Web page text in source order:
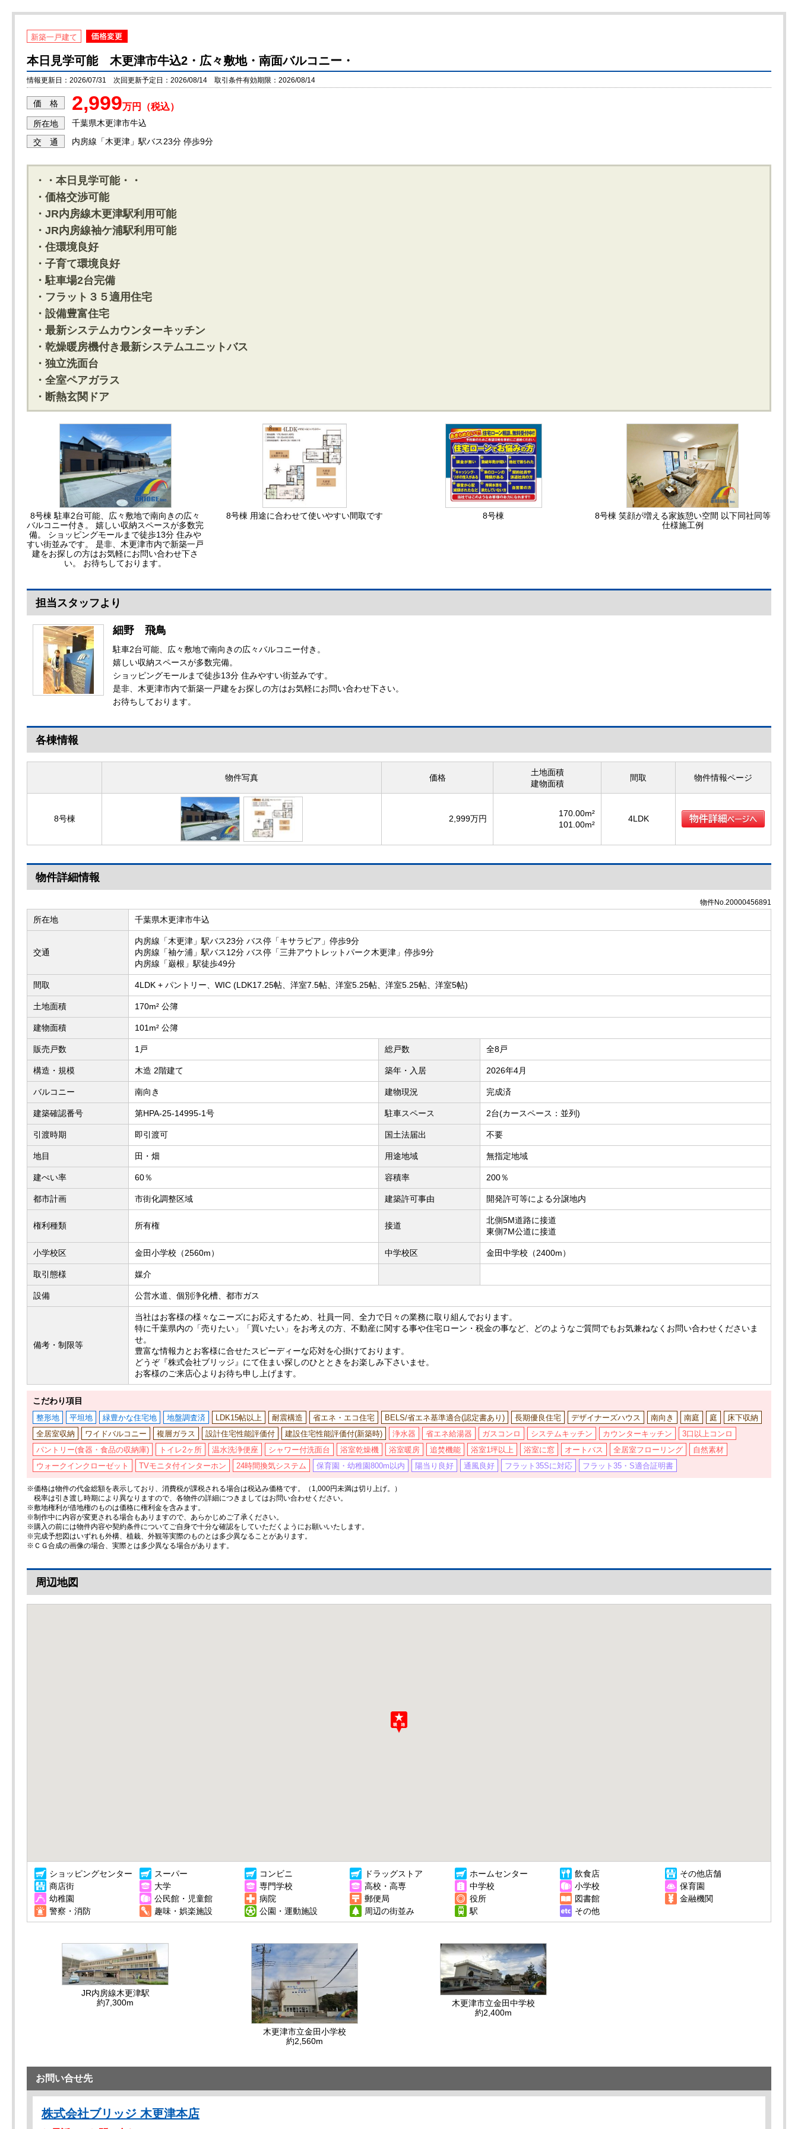
新築一戸建て
本日見学可能 木更津市牛込2・広々敷地・南面バルコニー・
情報更新日：2026/07/31 次回更新予定日：2026/08/14 取引条件有効期限：2026/08/14
価 格 2,999万円（税込）
所在地 千葉県木更津市牛込
交 通 内房線「木更津」駅バス23分 停歩9分
・・本日見学可能・・
・価格交渉可能
・JR内房線木更津駅利用可能
・JR内房線袖ケ浦駅利用可能
・住環境良好
・子育て環境良好
・駐車場2台完備
・フラット３５適用住宅
・設備豊富住宅
・最新システムカウンターキッチン
・乾燥暖房機付き最新システムユニットバス
・独立洗面台
・全室ペアガラス
・断熱玄関ドア
8号棟 駐車2台可能、広々敷地で南向きの広々
バルコニー付き。 嬉しい収納スペースが多数完
備。 ショッピングモールまで徒歩13分 住みや
すい街並みです。 是非、木更津市内で新築一戸
建をお探しの方はお気軽にお問い合わせ下さ
い。 お待ちしております。
8号棟 用途に合わせて使いやすい間取です 8号棟
8号棟 笑顔が増える家族憩い空間 以下同社同等
仕様施工例
担当スタッフより
細野 飛鳥
駐車2台可能、広々敷地で南向きの広々バルコニー付き。
嬉しい収納スペースが多数完備。
ショッピングモールまで徒歩13分 住みやすい街並みです。
是非、木更津市内で新築一戸建をお探しの方はお気軽にお問い合わせ下さい。
お待ちしております。
各棟情報
物件写真 価格
土地面積
建物面積
間取 物件情報ページ
8号棟 2,999万円
170.00m²
101.00m²
4LDK
物件詳細情報
物件No.20000456891
所在地 千葉県木更津市牛込
交通
内房線「木更津」駅バス23分 バス停「キサラピア」停歩9分
内房線「袖ケ浦」駅バス12分 バス停「三井アウトレットパーク木更津」停歩9分
内房線「巌根」駅徒歩49分
間取 4LDK + パントリー、WIC (LDK17.25帖、洋室7.5帖、洋室5.25帖、洋室5.25帖、洋室5帖)
土地面積 170m² 公簿
建物面積 101m² 公簿
販売戸数 1戸 総戸数 全8戸
構造・規模 木造 2階建て 築年・入居 2026年4月
バルコニー 南向き 建物現況 完成済
建築確認番号 第HPA-25-14995-1号 駐車スペース 2台(カースペース：並列)
引渡時期 即引渡可 国土法届出 不要
地目 田・畑 用途地域 無指定地域
建ぺい率 60％ 容積率 200％
都市計画 市街化調整区域 建築許可事由 開発許可等による分譲地内
権利種類 所有権 接道
北側5M道路に接道
東側7M公道に接道
小学校区 金田小学校（2560m） 中学校区 金田中学校（2400m）
取引態様 媒介
設備 公営水道、個別浄化槽、都市ガス
備考・制限等
当社はお客様の様々なニーズにお応えするため、社員一同、全力で日々の業務に取り組んでおります。
特に千葉県内の「売りたい」「買いたい」をお考えの方、不動産に関する事や住宅ローン・税金の事など、どのようなご質問でもお気兼ねなくお問い合わせくださいま
せ。
豊富な情報力とお客様に合せたスピーディーな応対を心掛けております。
どうぞ『株式会社ブリッジ』にて住まい探しのひとときをお楽しみ下さいませ。
お客様のご来店心よりお待ち申し上げます。
こだわり項目
整形地 平坦地 緑豊かな住宅地 地盤調査済 LDK15帖以上 耐震構造 省エネ・エコ住宅 BELS/省エネ基準適合(認定書あり) 長期優良住宅 デザイナーズハウス 南向き 南庭 庭
床下収納
全居室収納
ワイドバルコニー 複層ガラス 設計住宅性能評価付 建設住宅性能評価付(新築時) 浄水器 省エネ給湯器 ガスコンロ システムキッチン カウンターキッチン
3口以上コンロ
パントリー(食器・食品の収納庫)
トイレ2ヶ所 温水洗浄便座 シャワー付洗面台 浴室乾燥機 浴室暖房 追焚機能 浴室1坪以上 浴室に窓 オートバス 全居室フローリング
自然素材
ウォークインクローゼット
TVモニタ付インターホン 24時間換気システム 保育園・幼稚園800m以内 陽当り良好 通風良好 フラット35Sに対応 フラット35・S適合証明書
※価格は物件の代金総額を表示しており、消費税が課税される場合は税込み価格です。（1,000円未満は切り上げ。）
税率は引き渡し時期により異なりますので、各物件の詳細につきましてはお問い合わせください。
※敷地権利が借地権のものは価格に権利金を含みます。
※制作中に内容が変更される場合もありますので、あらかじめご了承ください。
※購入の前には物件内容や契約条件についてご自身で十分な確認をしていただくようにお願いいたします。
※完成予想図はいずれも外構、植栽、外観等実際のものとは多少異なることがあります。
※ＣＧ合成の画像の場合、実際とは多少異なる場合があります。
周辺地図
ショッピングセンター スーパー コンビニ ドラッグストア ホームセンター 飲食店
その他店舗
商店街
大学 専門学校 高校・高専 中学校 小学校
保育園
幼稚園
公民館・児童館 病院 郵便局 役所 図書館
金融機関
警察・消防
趣味・娯楽施設 公園・運動施設 周辺の街並み 駅 その他
JR内房線木更津駅
約7,300m
木更津市立金田小学校
約2,560m
木更津市立金田中学校
約2,400m
お問い合せ先
株式会社ブリッジ 木更津本店